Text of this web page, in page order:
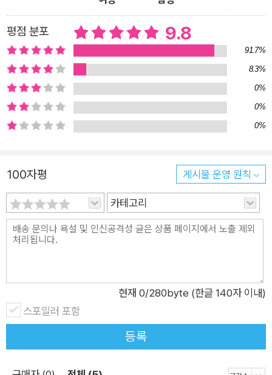
스스로의 삶과도 연결지을 수 있도록 구성했다. “문학은 정신의
영양제이자 마음의 비타민입니다.” 공부만 하기에도 바쁜 청소년
이 문학을 읽고, 글을 쓰고, 공부해야 하는 이유 자아 정체성을 형
성하고 가치관을 세워 나가는 청소년 시기에 문학은 그 어떤 것보
다 깊은 울림과 자극을 줄 수 있다. 저자는 이 책에서 10대 청소년
에게 문학을 권하는 이유로 다음 세 가지를 들었다. 첫째, 문학은
감수성을 기르는 데 도움이 된다. 감수성은 세상을 섬세하게 받아
용을 이해하게 해준다. 문학 작품을 읽으며 ‘나만 이런 고민을 하
는 게 아니었구나’, ‘이런 방식으로도 감정을 표현할 수 있구나’ 같
은 깨달음을 얻는 과정에서 청소년은 자신의 감정과 생각을 정리
하고 표현하는 힘을 기르게 된다. 둘째, 문학은 공감 능력을 키운
다. 문학은 시간과 공간을 넘어 다양한 사람들의 삶을 만나는 통
저 인물은 그런 선택을 했을까?’, ‘그 상황에서 나라면 어떤 선택
을 했을까?’ 같은 질문을 스스로에게 던지며, 타인을 이해하고 나
와 다른 사람을 동등한 존재로 바라보는 시선을 기르게 된다. 셋
째, 문학은 우리를 더 아름답고 나은 세계로 이끈다. 문학은 아름
평점 분포 9.8
91.7%
8.3%
0%
0%
0%
100자평 게시물 운영 원칙
카테고리
현재 0/280byte (한글 140자 이내)
스포일러 포함
등록